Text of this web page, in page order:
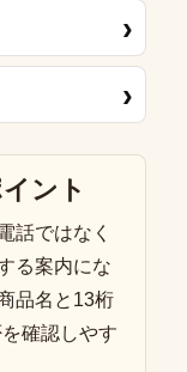
›
›
ント
話ではなく
る案内にな
品名と13桁
確認しやす